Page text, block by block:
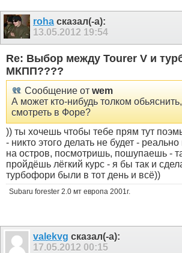
roha сказал(-а):
13.05.2012 19:54
Re: Выбор между Tourer V и
МКПП????
Сообщение от wem
А может кто-нибудь толком
смотреть в Форе?
)) ты хочешь чтобы тебе прям тут
- никто этого делать не будет -
на остров, посмотришь, пошупаешь -
пройдёшь лёгкий курс - я бы так и
турбофори были в тот день и всё))
Subaru forester 2.0 мт европа 2001г.
valekvg сказал(-а):
17.05.2012 00:15